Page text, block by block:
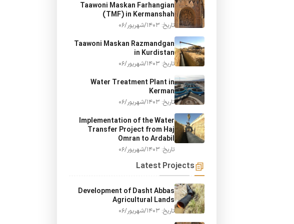
Taawoni Maskan Farhangian
(TMF) in Kermanshah
تاریخ: 1403/شهریور/06
Taawoni Maskan Razmandgan
in Kurdistan
تاریخ: 1403/شهریور/06
Water Treatment Plant in
Kerman
تاریخ: 1403/شهریور/06
Implementation of the Water
Transfer Project from Haj
Omran to Ardabil
تاریخ: 1403/شهریور/06
Latest Projects
Development of Dasht Abbas
Agricultural Lands
تاریخ: 1403/شهریور/06